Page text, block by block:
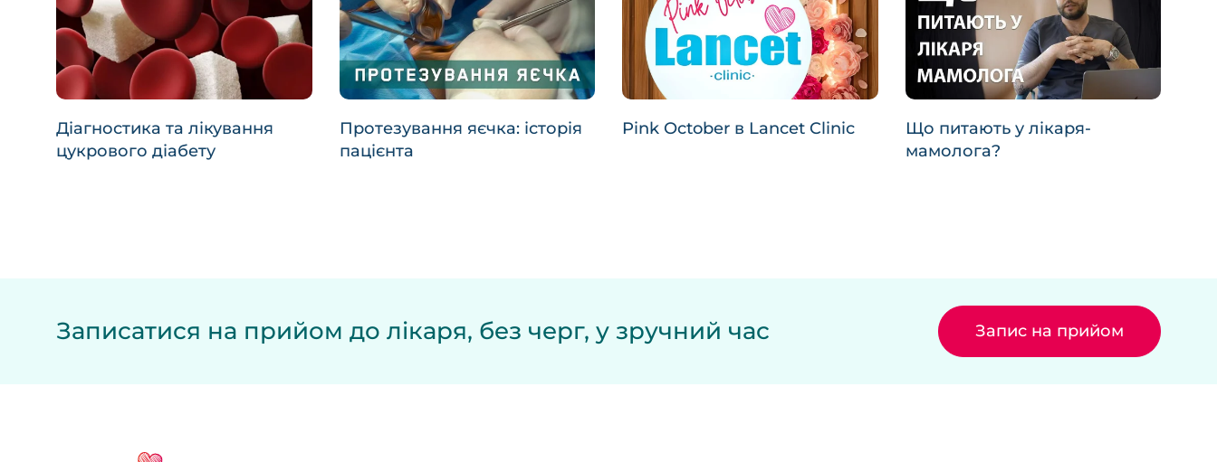
Діагностика та лікування
цукрового діабету
Протезування яєчка: історія
пацієнта
Pink October в Lancet Clinic
Що питають у лікаря-
мамолога?
Записатися на прийом до лікаря, без черг, у зручний час Запис на прийом